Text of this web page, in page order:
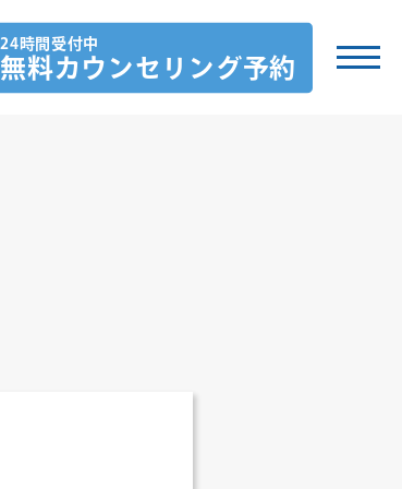
24時間受付中
無料カウンセリング予約